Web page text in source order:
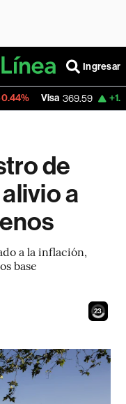
Ingresar
+1.07%
de
a
a la inflación,
base
22